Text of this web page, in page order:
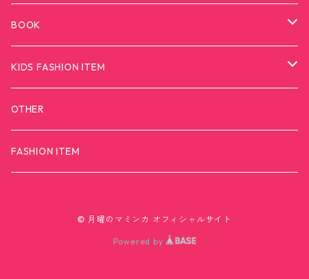
BOOK
カモンダメダメモンスター
KIDS FASHION ITEM
T-SHIRTS
OTHER
FASHION ITEM
© 月曜のマミンカ オフィシャルサイト
Powered by